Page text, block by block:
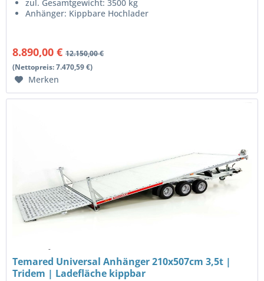
zul. Gesamtgewicht: 3500 kg
Anhänger: Kippbare Hochlader
8.890,00 € 12.150,00 €
(Nettopreis: 7.470,59 €)
Merken
Temared Universal Anhänger 210x507cm 3,5t |
Tridem | Ladefläche kippbar